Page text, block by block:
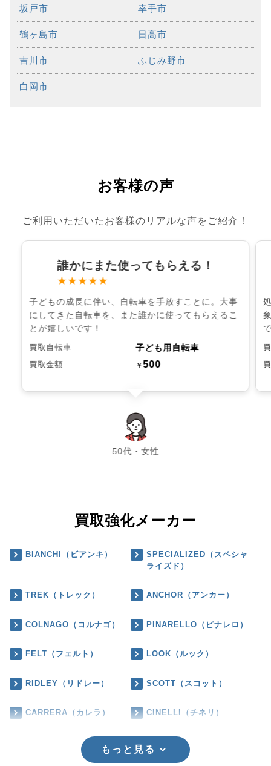
坂戸市 幸手市
鶴ヶ島市 日高市
吉川市 ふじみ野市
白岡市
お客様の声
ご利用いただいたお客様のリアルな声をご紹介！
誰かにまた使ってもらえる！
★★★★★
子どもの成長に伴い、自転車を手放すことに。大事
にしてきた自転車を、また誰かに使ってもらえるこ
とが嬉しいです！
買取自転車 子ども用自転車
買取金額 ￥500
50代・女性
chevron_left chevron_right
買取強化メーカー
BIANCHI（ビアンキ）
SPECIALIZED（スペシャ
ライズド）
TREK（トレック） ANCHOR（アンカー）
COLNAGO（コルナゴ） PINARELLO（ピナレロ）
FELT（フェルト） LOOK（ルック）
RIDLEY（リドレー） SCOTT（スコット）
CARRERA（カレラ） CINELLI（チネリ）
もっと見る